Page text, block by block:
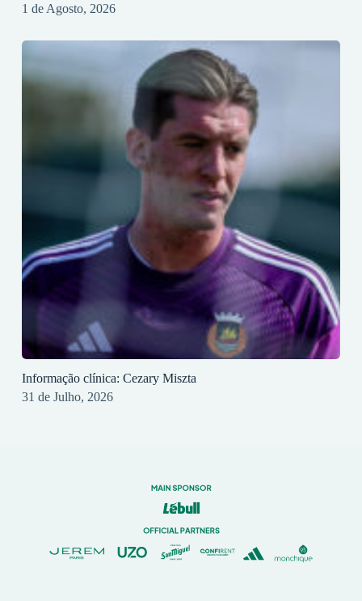
1 de Agosto, 2026
Informação clínica: Cezary Miszta
31 de Julho, 2026